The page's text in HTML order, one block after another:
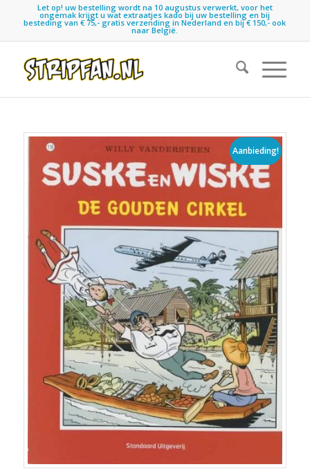
Let op! uw bestelling wordt na 10 augustus verwerkt, voor het
ongemak krijgt u wat extraatjes kado bij uw bestelling en bij
besteding van € 75,- gratis verzending in Nederland en bij € 150,- ook
naar België.
Aanbieding!